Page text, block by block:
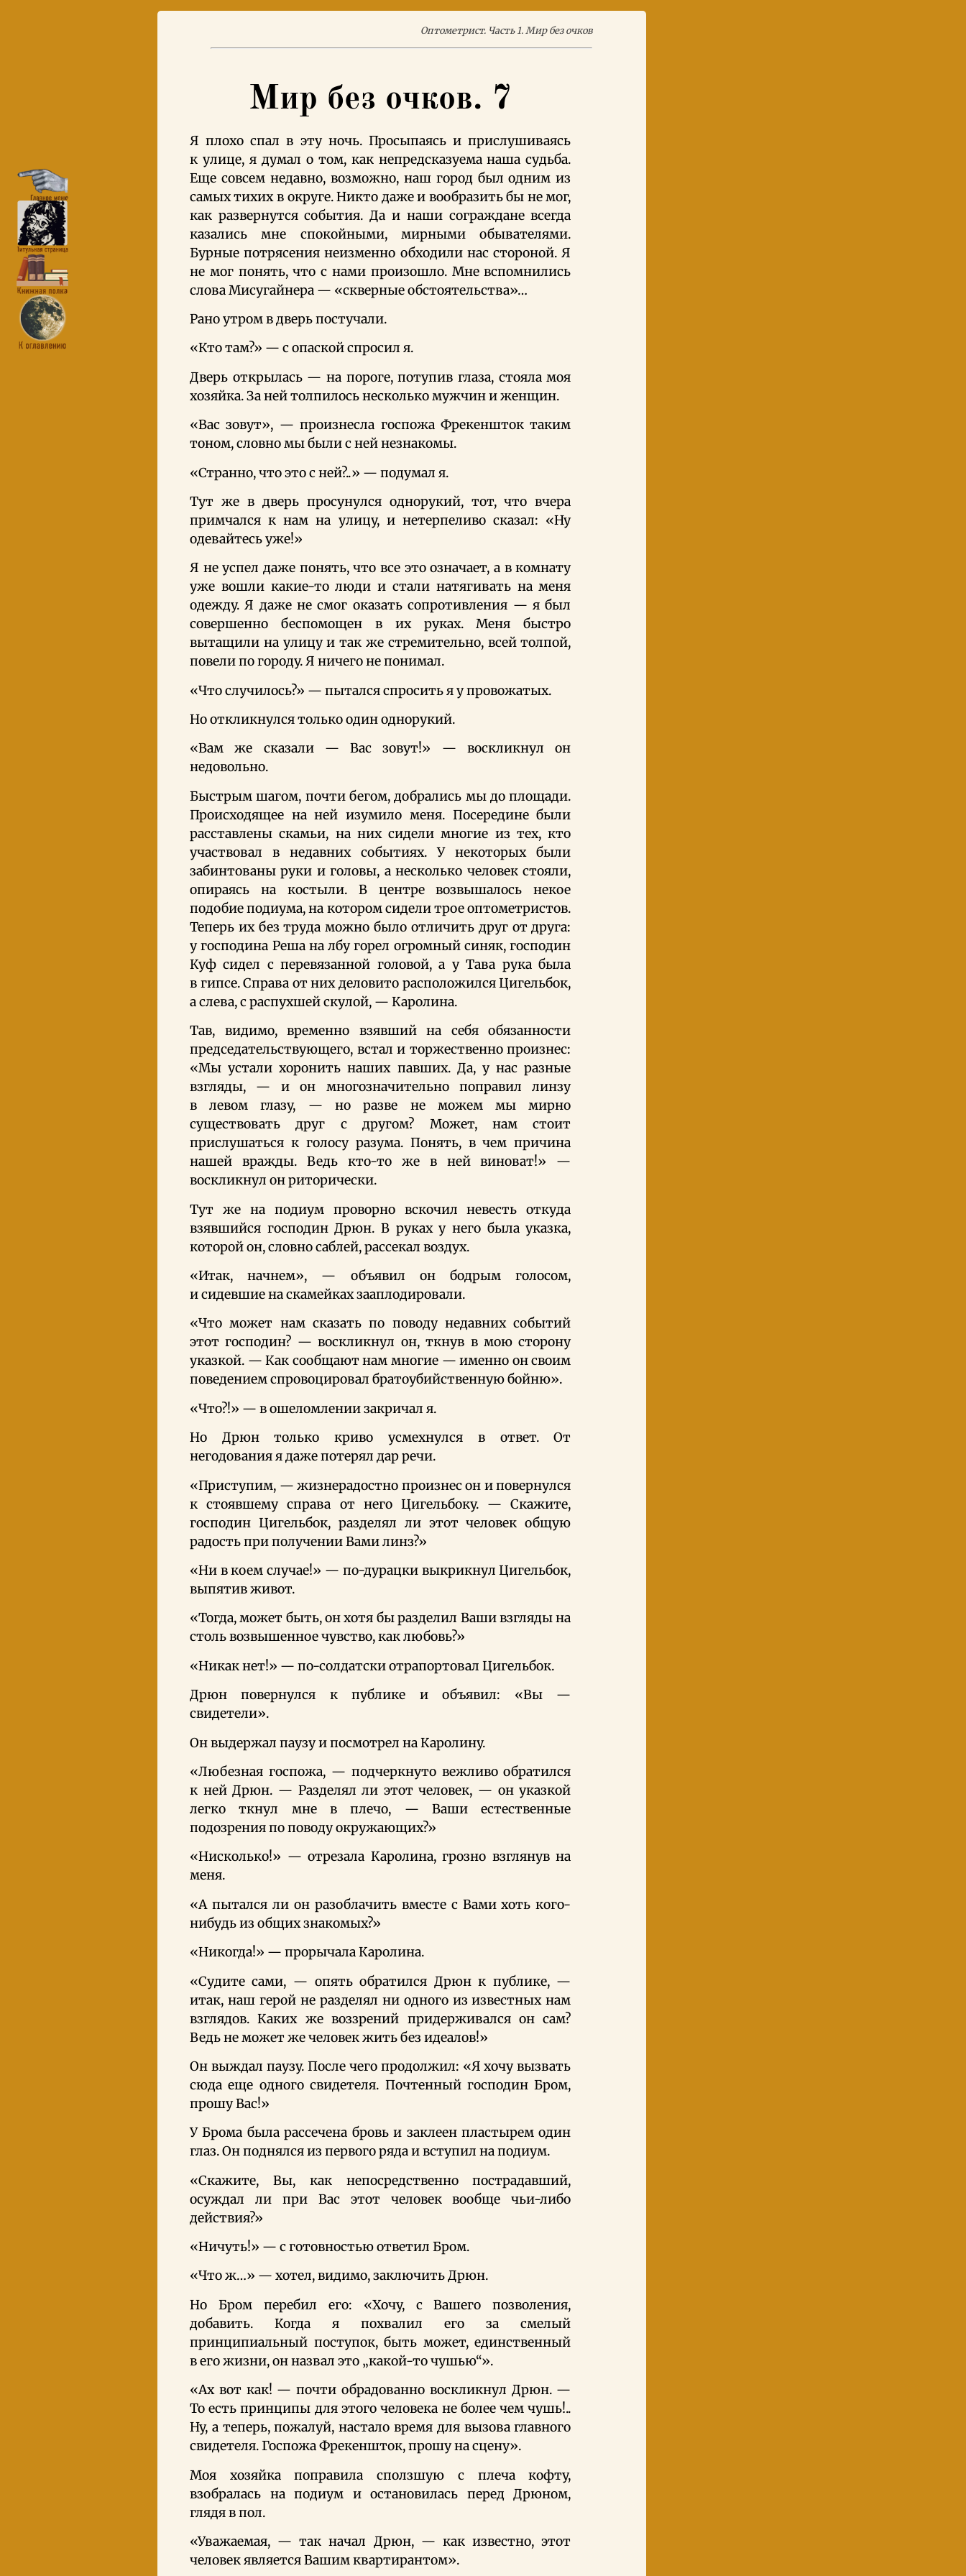
Оптометрист. Часть 1. Мир без очков
Мир без очков. 7
Я плохо спал в эту ночь. Просыпаясь и прислушиваясь
к улице, я думал о том, как непредсказуема наша судьба.
Еще совсем недавно, возможно, наш город был одним из
самых тихих в округе. Никто даже и вообразить бы не мог,
как развернутся события. Да и наши сограждане всегда
казались мне спокойными, мирными обывателями.
Бурные потрясения неизменно обходили нас стороной. Я
не мог понять, что с нами произошло. Мне вспомнились
слова Мисугайнера — «скверные обстоятельства»…
Рано утром в дверь постучали.
«Кто там?» — с опаской спросил я.
Дверь открылась — на пороге, потупив глаза, стояла моя
хозяйка. За ней толпилось несколько мужчин и женщин.
«Вас зовут», — произнесла госпожа Фрекеншток таким
тоном, словно мы были с ней незнакомы.
«Странно, что это с ней?..» — подумал я.
Тут же в дверь просунулся однорукий, тот, что вчера
примчался к нам на улицу, и нетерпеливо сказал: «Ну
одевайтесь уже!»
Я не успел даже понять, что все это означает, а в комнату
уже вошли какие-то люди и стали натягивать на меня
одежду. Я даже не смог оказать сопротивления — я был
совершенно беспомощен в их руках. Меня быстро
вытащили на улицу и так же стремительно, всей толпой,
повели по городу. Я ничего не понимал.
«Что случилось?» — пытался спросить я у провожатых.
Но откликнулся только один однорукий.
«Вам же сказали — Вас зовут!» — воскликнул он
недовольно.
Быстрым шагом, почти бегом, добрались мы до площади.
Происходящее на ней изумило меня. Посередине были
расставлены скамьи, на них сидели многие из тех, кто
участвовал в недавних событиях. У некоторых были
забинтованы руки и головы, а несколько человек стояли,
опираясь на костыли. В центре возвышалось некое
подобие подиума, на котором сидели трое оптометристов.
Теперь их без труда можно было отличить друг от друга:
у господина Реша на лбу горел огромный синяк, господин
Куф сидел с перевязанной головой, а у Тава рука была
в гипсе. Справа от них деловито расположился Цигельбок,
а слева, с распухшей скулой, — Каролина.
Тав, видимо, временно взявший на себя обязанности
председательствующего, встал и торжественно произнес:
«Мы устали хоронить наших павших. Да, у нас разные
взгляды, — и он многозначительно поправил линзу
в левом глазу, — но разве не можем мы мирно
существовать друг с другом? Может, нам стоит
прислушаться к голосу разума. Понять, в чем причина
нашей вражды. Ведь кто-то же в ней виноват!» —
воскликнул он риторически.
Тут же на подиум проворно вскочил невесть откуда
взявшийся господин Дрюн. В руках у него была указка,
которой он, словно саблей, рассекал воздух.
«Итак, начнем», — объявил он бодрым голосом,
и сидевшие на скамейках зааплодировали.
«Что может нам сказать по поводу недавних событий
этот господин? — воскликнул он, ткнув в мою сторону
указкой. — Как сообщают нам многие — именно он своим
поведением спровоцировал братоубийственную бойню».
«Что?!» — в ошеломлении закричал я.
Но Дрюн только криво усмехнулся в ответ. От
негодования я даже потерял дар речи.
«Приступим, — жизнерадостно произнес он и повернулся
к стоявшему справа от него Цигельбоку. — Скажите,
господин Цигельбок, разделял ли этот человек общую
радость при получении Вами линз?»
«Ни в коем случае!» — по-дурацки выкрикнул Цигельбок,
выпятив живот.
«Тогда, может быть, он хотя бы разделил Ваши взгляды на
столь возвышенное чувство, как любовь?»
«Никак нет!» — по-солдатски отрапортовал Цигельбок.
Дрюн повернулся к публике и объявил: «Вы —
свидетели».
Он выдержал паузу и посмотрел на Каролину.
«Любезная госпожа, — подчеркнуто вежливо обратился
к ней Дрюн. — Разделял ли этот человек, — он указкой
легко ткнул мне в плечо, — Ваши естественные
подозрения по поводу окружающих?»
«Нисколько!» — отрезала Каролина, грозно взглянув на
меня.
«А пытался ли он разоблачить вместе с Вами хоть кого-
нибудь из общих знакомых?»
«Никогда!» — прорычала Каролина.
«Судите сами, — опять обратился Дрюн к публике, —
итак, наш герой не разделял ни одного из известных нам
взглядов. Каких же воззрений придерживался он сам?
Ведь не может же человек жить без идеалов!»
Он выждал паузу. После чего продолжил: «Я хочу вызвать
сюда еще одного свидетеля. Почтенный господин Бром,
прошу Вас!»
У Брома была рассечена бровь и заклеен пластырем один
глаз. Он поднялся из первого ряда и вступил на подиум.
«Скажите, Вы, как непосредственно пострадавший,
осуждал ли при Вас этот человек вообще чьи-либо
действия?»
«Ничуть!» — с готовностью ответил Бром.
«Что ж…» — хотел, видимо, заключить Дрюн.
Но Бром перебил его: «Хочу, с Вашего позволения,
добавить. Когда я похвалил его за смелый
принципиальный поступок, быть может, единственный
в его жизни, он назвал это „какой-то чушью“».
«Ах вот как! — почти обрадованно воскликнул Дрюн. —
То есть принципы для этого человека не более чем чушь!..
Ну, а теперь, пожалуй, настало время для вызова главного
свидетеля. Госпожа Фрекеншток, прошу на сцену».
Моя хозяйка поправила сползшую с плеча кофту,
взобралась на подиум и остановилась перед Дрюном,
глядя в пол.
«Уважаемая, — так начал Дрюн, — как известно, этот
человек является Вашим квартирантом».